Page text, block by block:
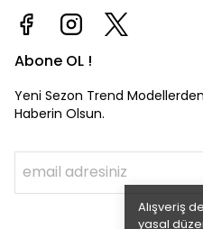
Alışveriş
yasal
Abone OL !
Yeni Sezon Trend
Haberin Olsun.